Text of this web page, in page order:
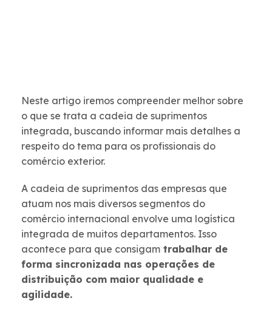
Neste artigo iremos compreender melhor sobre
o que se trata a cadeia de suprimentos
integrada, buscando informar mais detalhes a
respeito do tema para os profissionais do
comércio exterior.
A cadeia de suprimentos das empresas que
atuam nos mais diversos segmentos do
comércio internacional envolve uma logística
integrada de muitos departamentos. Isso
acontece para que consigam trabalhar de
forma sincronizada nas operações de
distribuição com maior qualidade e
agilidade.